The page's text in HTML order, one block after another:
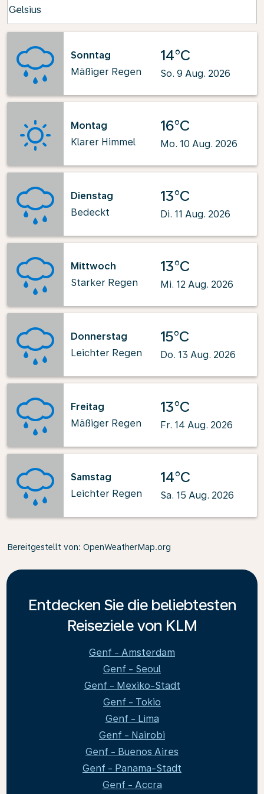
Celsius
keyboard_arrow_down
Sonntag
Mäßiger Regen
14°C
So. 9 Aug. 2026
Montag
Klarer Himmel
16°C
Mo. 10 Aug. 2026
Dienstag
Bedeckt
13°C
Di. 11 Aug. 2026
Mittwoch
Starker Regen
13°C
Mi. 12 Aug. 2026
Donnerstag
Leichter Regen
15°C
Do. 13 Aug. 2026
Freitag
Mäßiger Regen
13°C
Fr. 14 Aug. 2026
Samstag
Leichter Regen
14°C
Sa. 15 Aug. 2026
Bereitgestellt von: OpenWeatherMap.org
Entdecken Sie die beliebtesten
Reiseziele von KLM
Genf - Amsterdam
Genf - Seoul
Genf - Mexiko-Stadt
Genf - Tokio
Genf - Lima
Genf - Nairobi
Genf - Buenos Aires
Genf - Panama-Stadt
Genf - Accra